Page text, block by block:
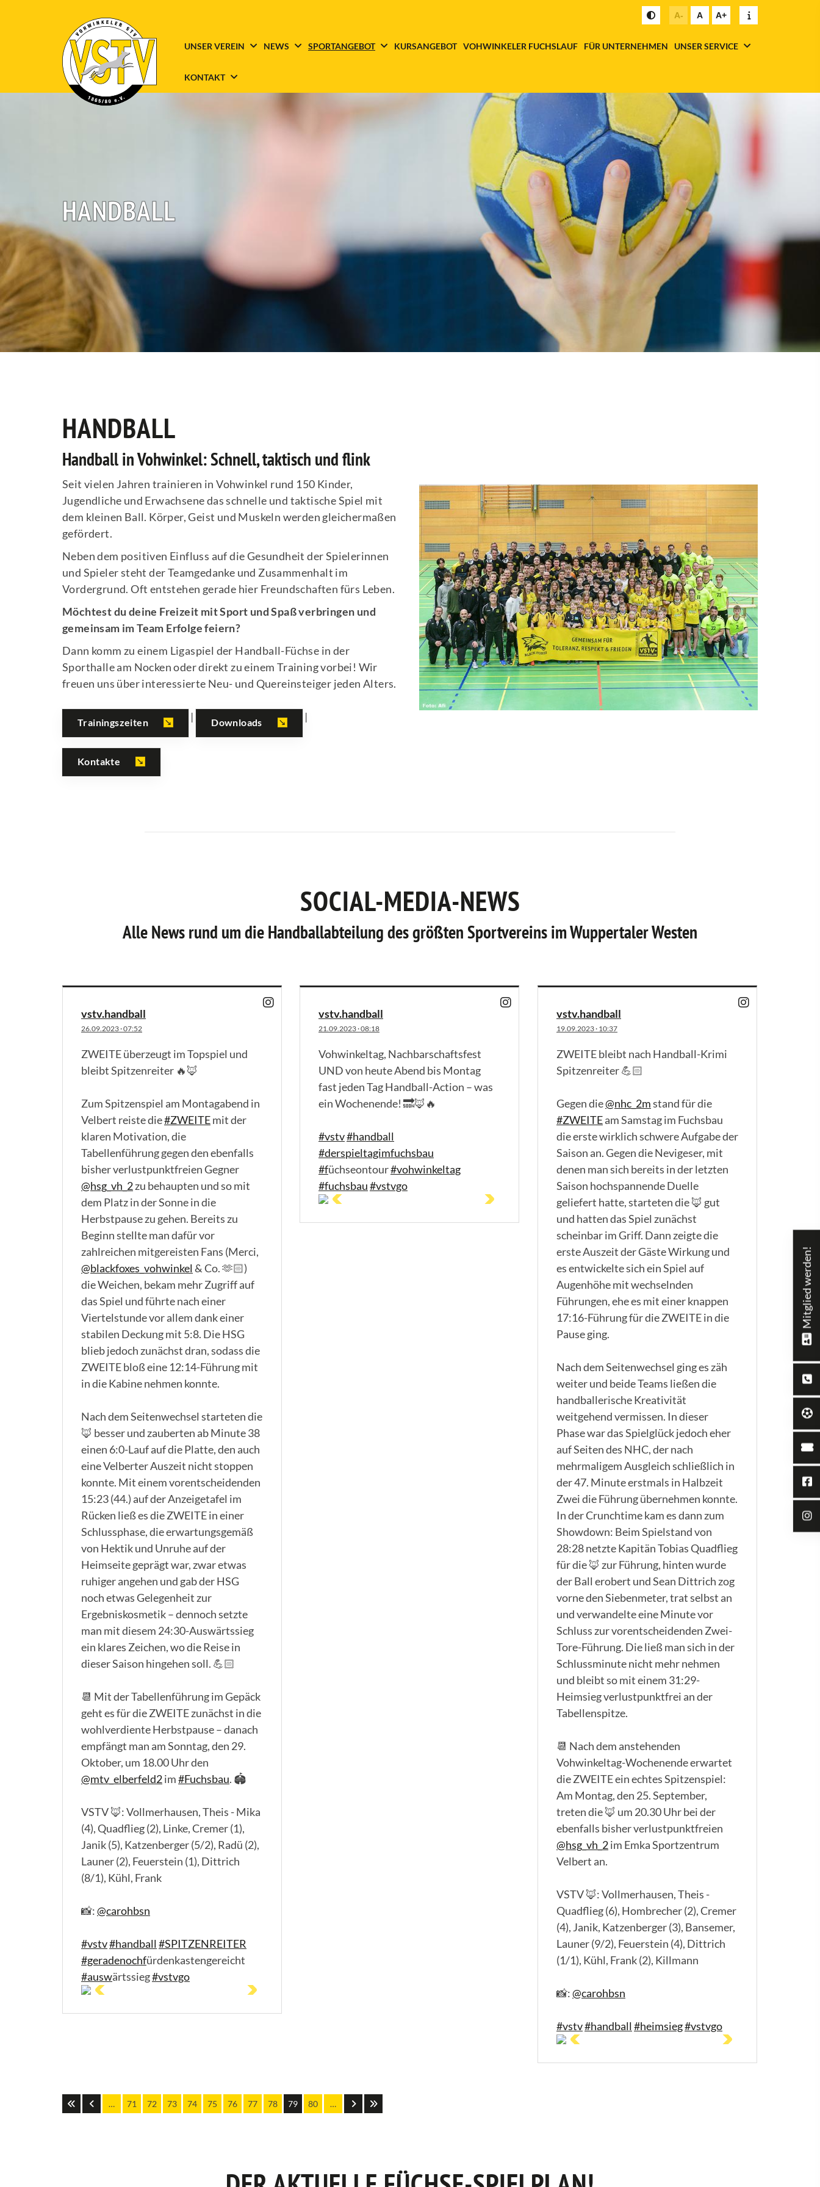
A- A A+
UNSER VEREIN NEWS SPORTANGEBOT KURSANGEBOT VOHWINKELER FUCHSLAUF FÜR UNTERNEHMEN UNSER SERVICE
KONTAKT
HANDBALL
HANDBALL
Handball in Vohwinkel: Schnell, taktisch und flink
Seit vielen Jahren trainieren in Vohwinkel rund 150 Kinder,
Jugendliche und Erwachsene das schnelle und taktische Spiel mit
dem kleinen Ball. Körper, Geist und Muskeln werden gleichermaßen
gefördert.
Neben dem positiven Einfluss auf die Gesundheit der Spielerinnen
und Spieler steht der Teamgedanke und Zusammenhalt im
Vordergrund. Oft entstehen gerade hier Freundschaften fürs Leben.
Möchtest du deine Freizeit mit Sport und Spaß verbringen und
gemeinsam im Team Erfolge feiern?
Dann komm zu einem Ligaspiel der Handball-Füchse in der
Sporthalle am Nocken oder direkt zu einem Training vorbei! Wir
freuen uns über interessierte Neu- und Quereinsteiger jeden Alters.
Trainingszeiten | Downloads |
Kontakte
SOCIAL-MEDIA-NEWS
Alle News rund um die Handballabteilung des größten Sportvereins im Wuppertaler Westen
vstv.handball
26.09.2023·07:52
ZWEITE überzeugt im Topspiel und
bleibt Spitzenreiter 🔥🦊
Zum Spitzenspiel am Montagabend in
Velbert reiste die#ZWEITEmit der
klaren Motivation, die
Tabellenführung gegen den ebenfalls
bisher verlustpunktfreien Gegner
@hsg_vh_2zu behaupten und so mit
dem Platz in der Sonne in die
Herbstpause zu gehen. Bereits zu
Beginn stellte man dafür vor
zahlreichen mitgereisten Fans (Merci,
@blackfoxes_vohwinkel & Co. 🫶🏻)
die Weichen, bekam mehr Zugriff auf
das Spiel und führte nach einer
Viertelstunde vor allem dank einer
stabilen Deckung mit 5:8. Die HSG
blieb jedoch zunächst dran, sodass die
ZWEITE bloß eine 12:14-Führung mit
in die Kabine nehmen konnte.
Nach dem Seitenwechsel starteten die
🦊 besser und zauberten ab Minute 38
einen 6:0-Lauf auf die Platte, den auch
eine Velberter Auszeit nicht stoppen
konnte. Mit einem vorentscheidenden
15:23 (44.) auf der Anzeigetafel im
Rücken ließ es die ZWEITE in einer
Schlussphase, die erwartungsgemäß
von Hektik und Unruhe auf der
Heimseite geprägt war, zwar etwas
ruhiger angehen und gab der HSG
noch etwas Gelegenheit zur
Ergebniskosmetik – dennoch setzte
man mit diesem 24:30-Auswärtssieg
ein klares Zeichen, wo die Reise in
dieser Saison hingehen soll. 💪🏻
📆 Mit der Tabellenführung im Gepäck
geht es für die ZWEITE zunächst in die
wohlverdiente Herbstpause – danach
empfängt man am Sonntag, den 29.
Oktober, um 18.00 Uhr den
@mtv_elberfeld2im#Fuchsbau. 🏟️
VSTV 🦊: Vollmerhausen, Theis - Mika
(4), Quadflieg (2), Linke, Cremer (1),
Janik (5), Katzenberger (5/2), Radü (2),
Launer (2), Feuerstein (1), Dittrich
(8/1), Kühl, Frank
📸:@carohbsn
#vstv#handball #SPITZENREITER
#geradenochfürdenkastengereicht
#auswärtssieg#vstvgo
vstv.handball
21.09.2023·08:18
Vohwinkeltag, Nachbarschaftsfest
UND von heute Abend bis Montag
fast jeden Tag Handball-Action – was
ein Wochenende! 🔜🦊🔥
#vstv#handball
#derspieltagimfuchsbau
#füchseontour#vohwinkeltag
#fuchsbau#vstvgo
vstv.handball
19.09.2023· 10:37
ZWEITE bleibt nach Handball-Krimi
Spitzenreiter 💪🏻
Gegen die@nhc_2mstand für die
#ZWEITEam Samstag im Fuchsbau
die erste wirklich schwere Aufgabe der
Saison an. Gegen die Nevigeser, mit
denen man sich bereits in der letzten
Saison hochspannende Duelle
geliefert hatte, starteten die 🦊 gut
und hatten das Spiel zunächst
scheinbar im Griff. Dann zeigte die
erste Auszeit der Gäste Wirkung und
es entwickelte sich ein Spiel auf
Augenhöhe mit wechselnden
Führungen, ehe es mit einer knappen
17:16-Führung für die ZWEITE in die
Pause ging.
Nach dem Seitenwechsel ging es zäh
weiter und beide Teams ließen die
handballerische Kreativität
weitgehend vermissen. In dieser
Phase war das Spielglück jedoch eher
auf Seiten des NHC, der nach
mehrmaligem Ausgleich schließlich in
der 47. Minute erstmals in Halbzeit
Zwei die Führung übernehmen konnte.
In der Crunchtime kam es dann zum
Showdown: Beim Spielstand von
28:28 netzte Kapitän Tobias Quadflieg
für die 🦊 zur Führung, hinten wurde
der Ball erobert und Sean Dittrich zog
vorne den Siebenmeter, trat selbst an
und verwandelte eine Minute vor
Schluss zur vorentscheidenden Zwei-
Tore-Führung. Die ließ man sich in der
Schlussminute nicht mehr nehmen
und bleibt so mit einem 31:29-
Heimsieg verlustpunktfrei an der
Tabellenspitze.
📆 Nach dem anstehenden
Vohwinkeltag-Wochenende erwartet
die ZWEITE ein echtes Spitzenspiel:
Am Montag, den 25. September,
treten die 🦊 um 20.30 Uhr bei der
ebenfalls bisher verlustpunktfreien
@hsg_vh_2im Emka Sportzentrum
Velbert an.
VSTV 🦊: Vollmerhausen, Theis -
Quadflieg (6), Hombrecher (2), Cremer
(4), Janik, Katzenberger (3), Bansemer,
Launer (9/2), Feuerstein (4), Dittrich
(1/1), Kühl, Frank (2), Killmann
📸:@carohbsn
#vstv#handball #heimsieg#vstvgo
… 71 72 73 74 75 76 77 78 79 80 …
Mitglied werden!